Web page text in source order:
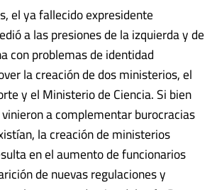
el ya fallecido expresidente
a las presiones de la izquierda y de
con problemas de identidad
la creación de dos ministerios, el
y el Ministerio de Ciencia. Si bien
a complementar burocracias
la creación de ministerios
en el aumento de funcionarios
de nuevas regulaciones y